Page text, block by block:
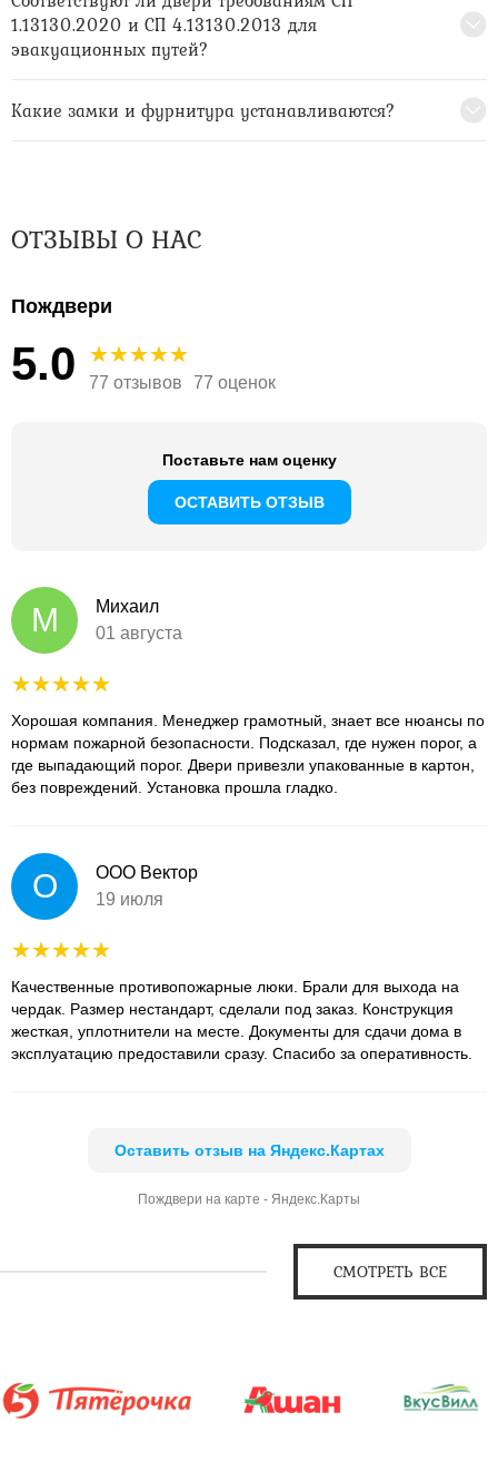
1.13130.2020 и СП 4.13130.2013 для
эвакуационных путей?
Какие замки и фурнитура устанавливаются?
ОТЗЫВЫ О НАС
Пождвери
5.0 77 отзывов 77 оценок
Поставьте нам оценку
ОСТАВИТЬ ОТЗЫВ
М
Михаил
01 августа
Хорошая компания. Менеджер грамотный, знает все нюансы по
нормам пожарной безопасности. Подсказал, где нужен порог, а
где выпадающий порог. Двери привезли упакованные в картон,
без повреждений. Установка прошла гладко.
О
ООО Вектор
19 июля
Качественные противопожарные люки. Брали для выхода на
чердак. Размер нестандарт, сделали под заказ. Конструкция
жесткая, уплотнители на месте. Документы для сдачи дома в
эксплуатацию предоставили сразу. Спасибо за оперативность.
Оставить отзыв на Яндекс.Картах
Пождвери на карте - Яндекс.Карты
СМОТРЕТЬ ВСЕ